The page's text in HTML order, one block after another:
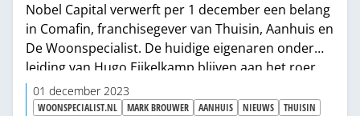
Nobel Capital verwerft per 1 december een belang
in Comafin, franchisegever van Thuisin, Aanhuis en
De Woonspecialist. De huidige eigenaren onder
leiding van Hugo Eijkelkamp blijven aan het roer,
maar met de ondersteuning én know-how van de
investeringsmaatschappij is de continuiteit van
01 december 2023
WOONSPECIALIST.NL MARK BROUWER AANHUIS NIEUWS
THUISIN